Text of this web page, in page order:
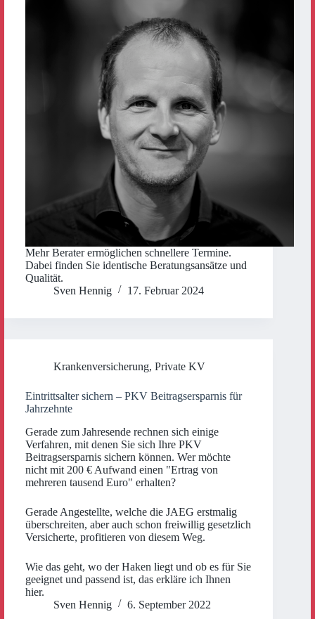
Mehr Berater ermöglichen schnellere Termine.
Dabei finden Sie identische Beratungsansätze und
Qualität.
Sven Hennig
17. Februar 2024
Krankenversicherung, Private KV
Eintrittsalter sichern – PKV Beitragsersparnis für
Jahrzehnte
Gerade zum Jahresende rechnen sich einige
Verfahren, mit denen Sie sich Ihre PKV
Beitragsersparnis sichern können. Wer möchte
nicht mit 200 € Aufwand einen "Ertrag von
mehreren tausend Euro" erhalten?
Gerade Angestellte, welche die JAEG erstmalig
überschreiten, aber auch schon freiwillig gesetzlich
Versicherte, profitieren von diesem Weg.
Wie das geht, wo der Haken liegt und ob es für Sie
geeignet und passend ist, das erkläre ich Ihnen
hier.
Sven Hennig
6. September 2022